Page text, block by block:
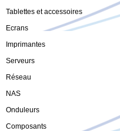
Tablettes et accessoires
Ecrans
Imprimantes
Serveurs
Réseau
NAS
Onduleurs
Composants